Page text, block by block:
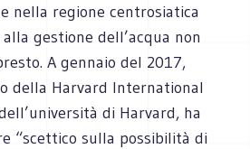
nella regione centrosiatica
gestione dell’acqua non
A gennaio del 2017,
della Harvard International
di Harvard, ha
“scettico sulla possibilità di